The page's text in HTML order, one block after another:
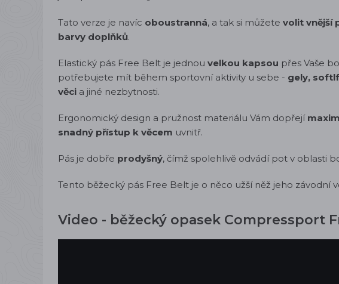
Tato verze je navíc oboustranná, a tak si můžete volit vnější
barvy doplňků.
Elastický pás Free Belt je jednou velkou kapsou přes Vaše
potřebujete mít během sportovní aktivity u sebe - gely,
věci a jiné nezbytnosti.
Ergonomický design a pružnost materiálu Vám dopřejí
snadný přístup k věcem uvnitř.
Pás je dobře prodyšný, čímž spolehlivě odvádí pot v oblasti
Tento běžecký pás Free Belt je o něco užší něž jeho závodní
Video - běžecký opasek Compressport